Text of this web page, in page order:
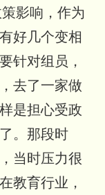
影响，作为
好几个变相
针对组员，
去了一家做
是担心受政
。 那段时
当时压力很
教育行业，